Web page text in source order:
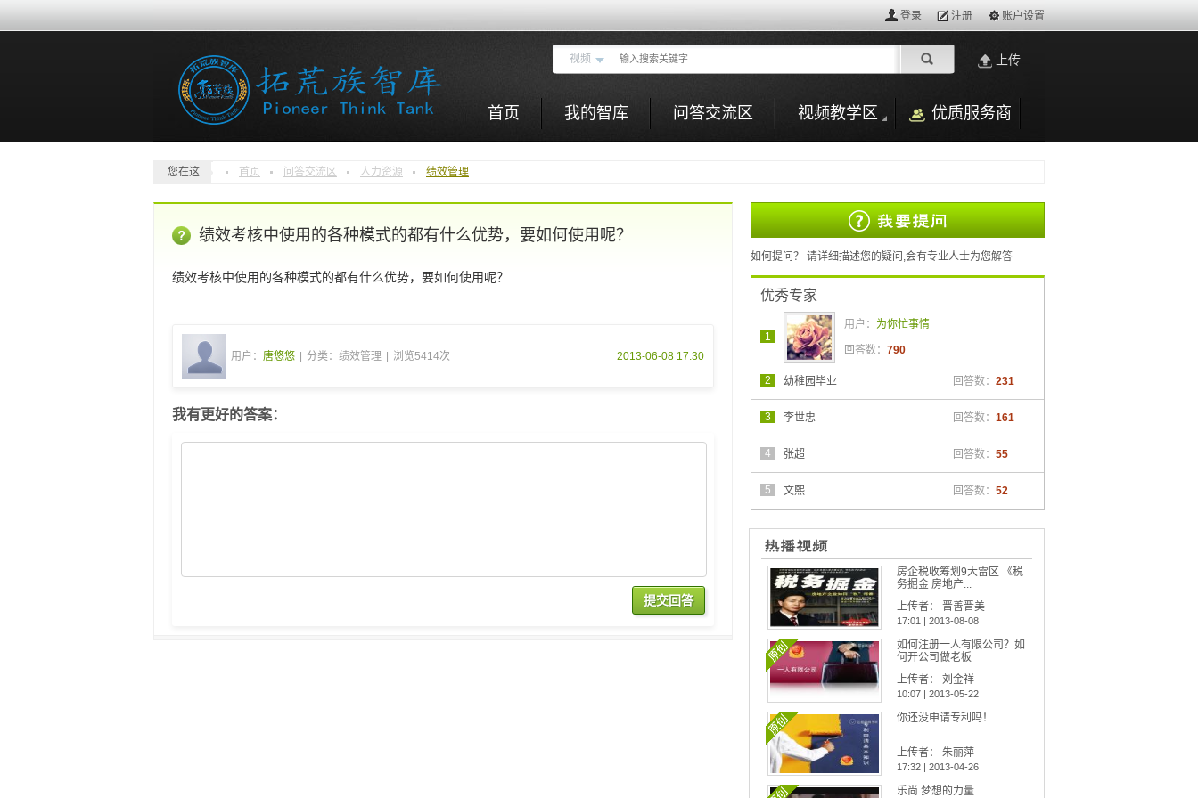
账户设置
注册
登录
视频 上传
首页 我的智库 问答交流区 视频教学区 优质服务商
您在这 首页 问答交流区 人力资源 绩效管理
绩效考核中使用的各种模式的都有什么优势，要如何使用呢？
绩效考核中使用的各种模式的都有什么优势，要如何使用呢？
用户： 唐悠悠 分类：绩效管理 浏览5414次 2013-06-08 17:30
我有更好的答案：
提交回答
如何提问？ 请详细描述您的疑问,会有专业人士为您解答
优秀专家
1
用户： 为你忙事情
回答数： 790
2 幼稚园毕业 回答数： 231
3 李世忠 回答数： 161
4 张超 回答数： 55
5 文熙 回答数： 52
房企税收筹划9大雷区 《税
务掘金 房地产...
上传者： 晋善晋美
17:01 | 2013-08-08
如何注册一人有限公司？如
何开公司做老板
上传者： 刘金祥
10:07 | 2013-05-22
你还没申请专利吗！
上传者： 朱丽萍
17:32 | 2013-04-26
乐尚 梦想的力量